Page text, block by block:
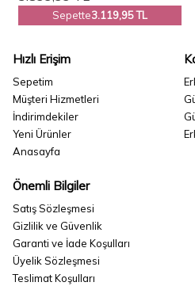
Sepette3.119,95 TL
Hızlı Erişim
Sepetim
Müşteri Hizmetleri
İndirimdekiler
Yeni Ürünler
Anasayfa
Önemli Bilgiler
Satış Sözleşmesi
Gizlilik ve Güvenlik
Garanti ve İade Koşulları
Üyelik Sözleşmesi
Teslimat Koşulları